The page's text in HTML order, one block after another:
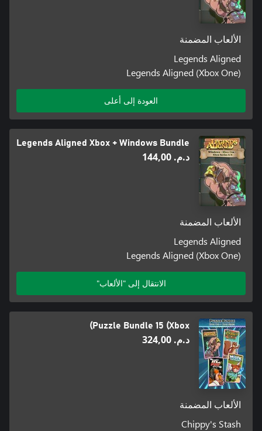
الألعاب المضمنة
Legends Aligned
Legends Aligned (Xbox One)
العودة إلى أعلى
Legends Aligned Xbox + Windows Bundle
د.م.‏ 144,00
الألعاب المضمنة
Legends Aligned
Legends Aligned (Xbox One)
الانتقال إلى "الألعاب"
Puzzle Bundle 15 (Xbox)
د.م.‏ 324,00
الألعاب المضمنة
Chippy's Stash